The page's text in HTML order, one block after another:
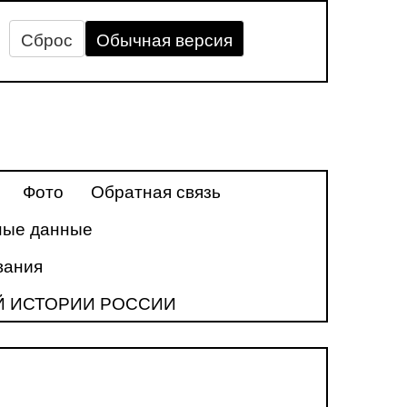
Сброс Обычная версия
Фото
Обратная связь
данные
ИСТОРИИ РОССИИ